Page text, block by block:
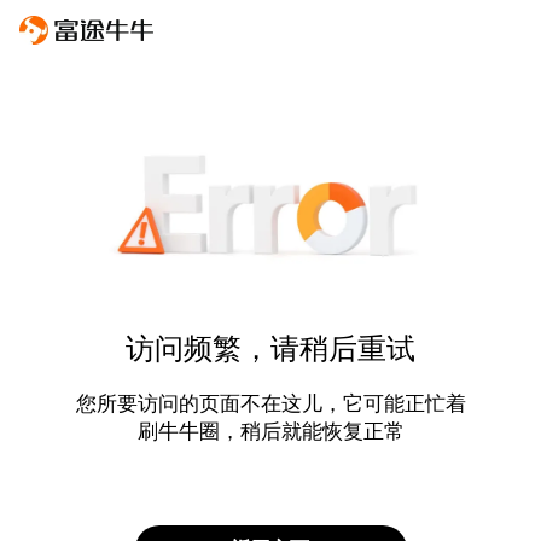
访问频繁，请稍后重试
您所要访问的页面不在这儿，它可能正忙着
刷牛牛圈，稍后就能恢复正常